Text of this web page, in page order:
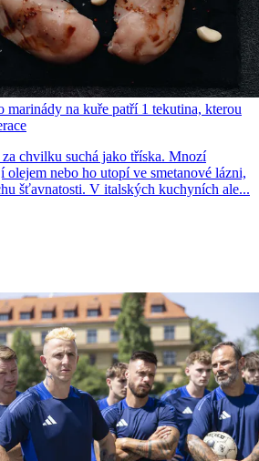
marinády na kuře patří 1 tekutina, kterou
chvilku suchá jako tříska. Mnozí
olejem nebo ho utopí ve smetanové lázni,
šťavnatosti. V italských kuchyních ale...